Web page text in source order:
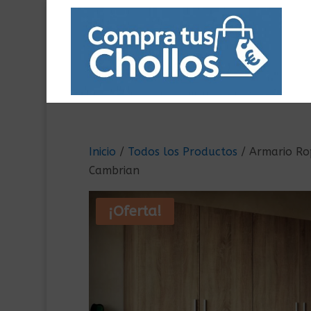
Inicio / Todos los Productos / Armario
Cambrian
¡Oferta!